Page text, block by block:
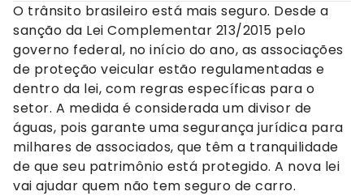
O trânsito brasileiro está mais seguro. Desde a
sanção da Lei Complementar 213/2015 pelo
governo federal, no início do ano, as associações
de proteção veicular estão regulamentadas e
dentro da lei, com regras específicas para o
setor. A medida é considerada um divisor de
águas, pois garante uma segurança jurídica para
milhares de associados, que têm a tranquilidade
de que seu patrimônio está protegido. A nova lei
vai ajudar quem não tem seguro de carro.